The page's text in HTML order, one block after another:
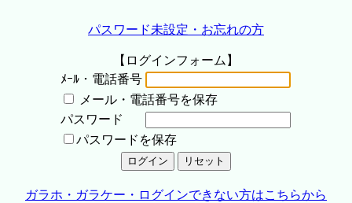
パスワード未設定・お忘れの方
【ログインフォーム】
ﾒｰﾙ・電話番号
メール・電話番号を保存
パスワード
パスワードを保存
ガラホ・ガラケー・ログインできない方はこちらから